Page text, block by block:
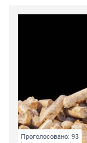
Проголосовано: 93